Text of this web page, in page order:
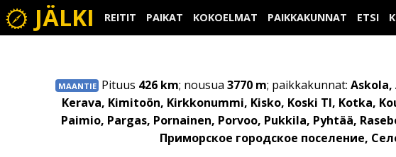
JÄLKI REITIT PAIKAT KOKOELMAT PAIKKAKUNNAT ETSI
MAANTIE Pituus 426 km; nousua 3770 m; paikkakunnat: Askola,
Kerava, Kimitoön, Kirkkonummi, Kisko, Koski Tl, Kotka,
Paimio, Pargas, Pornainen, Porvoo, Pukkila, Pyhtää,
Приморское городское поселение,